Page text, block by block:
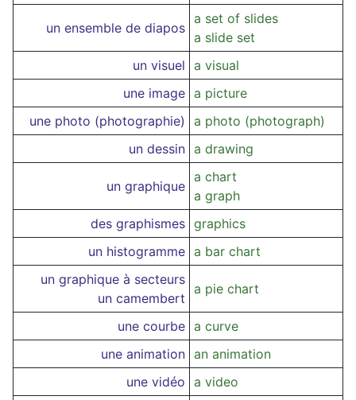
un ensemble de diapos
a set of slides
a slide set
un visuel a visual
une image a picture
une photo (photographie)
a photo (photograph)
un dessin a drawing
un graphique
a chart
a graph
des graphismes graphics
un histogramme a bar chart
un graphique à secteurs
un camembert
a pie chart
une courbe a curve
une animation an animation
une vidéo a video